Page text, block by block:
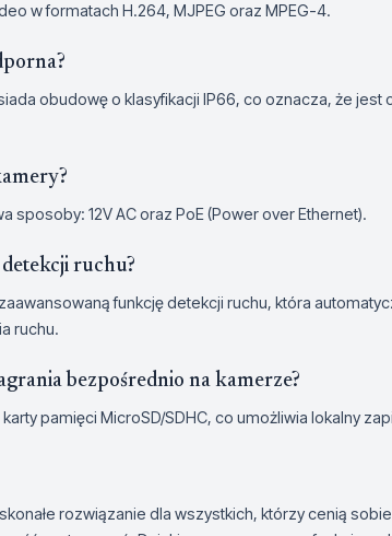
w formatach H.264, MJPEG oraz MPEG-4.
obudowę o klasyfikacji IP66, co oznacza, że jest
sposoby: 12V AC oraz PoE (Power over Ethernet).
ruchu?
funkcję detekcji ruchu, która
ruchu.
bezpośrednio na kamerze?
pamięci MicroSD/SDHC, co umożliwia lokalny
rozwiązanie dla wszystkich, którzy cenią